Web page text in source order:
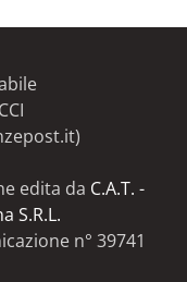
edita da C.A.T. -
S.R.L.
n° 39741